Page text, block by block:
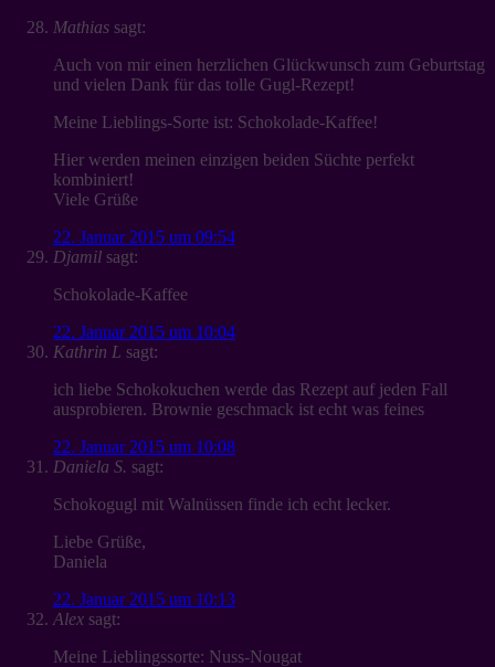
Mathias sagt:
Auch von mir einen herzlichen Glückwunsch zum Geburtstag
und vielen Dank für das tolle Gugl-Rezept!
Meine Lieblings-Sorte ist: Schokolade-Kaffee!
Hier werden meinen einzigen beiden Süchte perfekt
kombiniert!
Viele Grüße
22. Januar 2015 um 09:54
Djamil sagt:
Schokolade-Kaffee
22. Januar 2015 um 10:04
Kathrin L sagt:
ich liebe Schokokuchen werde das Rezept auf jeden Fall
ausprobieren. Brownie geschmack ist echt was feines
22. Januar 2015 um 10:08
Daniela S. sagt:
Schokogugl mit Walnüssen finde ich echt lecker.
Liebe Grüße,
Daniela
22. Januar 2015 um 10:13
Alex sagt:
Meine Lieblingssorte: Nuss-Nougat